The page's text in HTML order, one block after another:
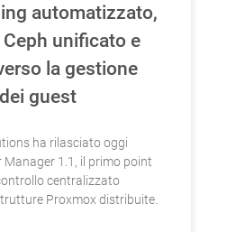
automatizzato,
unificato e
la gestione
guest
ha rilasciato oggi
1.1, il primo point
centralizzato
Proxmox distribuite.